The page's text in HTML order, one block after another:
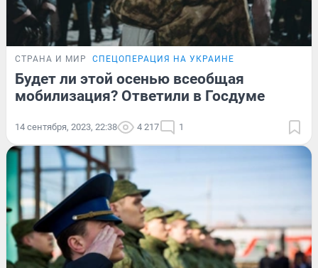
СТРАНА И МИР СПЕЦОПЕРАЦИЯ НА УКРАИНЕ
Будет ли этой осенью всеобщая
мобилизация? Ответили в Госдуме
14 сентября, 2023, 22:38 4 217 1